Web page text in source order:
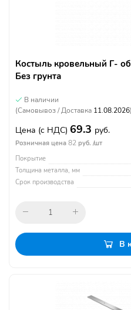
Костыль кровельный Г-
Без грунта
В наличии
(Самовывоз / Доставка 11.08.2026)
Цена (с НДС) 69.3 руб.
Розничная цена 82 руб. /шт
Покрытие
Толщина металла, мм
Срок производства
В